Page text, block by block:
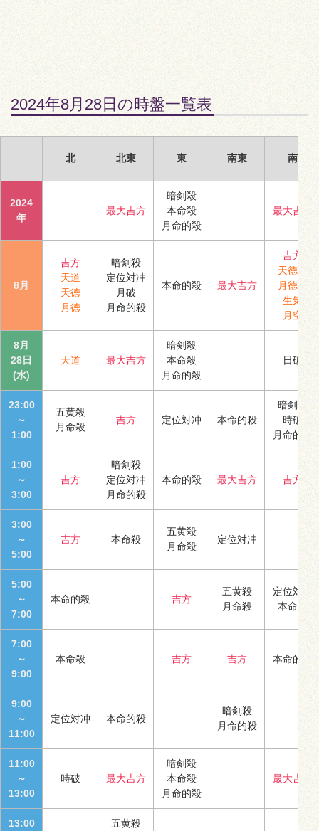
2024年8月28日の時盤一覧表
北 北東 東 南東 南
2024
年
最大吉方
暗剣殺
本命殺
月命的殺
最大吉方
8月
吉方
天道
天徳
月徳
暗剣殺
定位対冲
月破
月命的殺
本命的殺 最大吉方
吉方
天徳合
月徳合
生気
月空
8月
28日
(水)
天道 最大吉方
暗剣殺
本命殺
月命的殺
日破
23:00
～
1:00
五黄殺
月命殺
吉方 定位対冲 本命的殺
暗剣殺
時破
月命的殺
1:00
～
3:00
吉方
暗剣殺
定位対冲
月命的殺
本命的殺 最大吉方 吉方
3:00
～
5:00
吉方 本命殺
五黄殺
月命殺
定位対冲
5:00
～
7:00
本命的殺 吉方
五黄殺
月命殺
定位対冲
本命殺
7:00
～
9:00
本命殺 吉方 吉方 本命的殺
9:00
～
11:00
定位対冲 本命的殺
暗剣殺
月命的殺
11:00
～
13:00
時破 最大吉方
暗剣殺
本命殺
月命的殺
最大吉方
13:00
五黄殺